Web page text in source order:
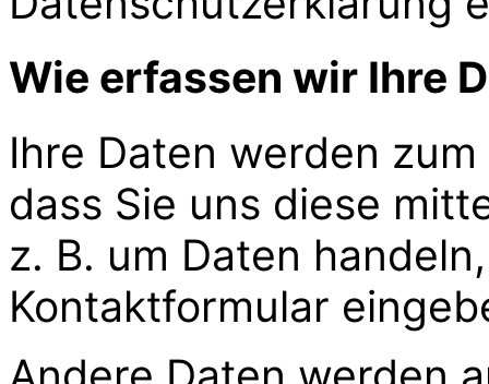
Wie erfassen wir Ihre
Ihre Daten werden
dass Sie uns diese
z. B. um Daten
Kontaktformular